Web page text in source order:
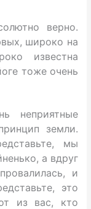
верно.
широко на
известна
тоже очень
неприятные
земли.
мы
а вдруг
и
это
из вас, кто